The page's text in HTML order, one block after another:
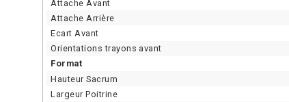
Attache Avant
Attache Arrière
Ecart Avant
Orientations trayons avant
Format
Hauteur Sacrum
Largeur Poitrine